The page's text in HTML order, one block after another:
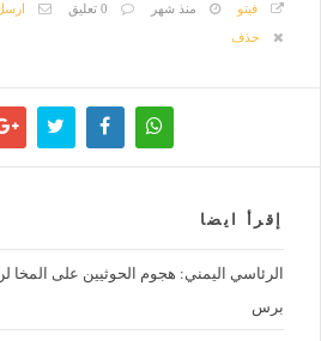
فيتو منذ شهر 0 تعليق
حذف
إقرأ ايضا
الرئاسي اليمني: هجوم الحوثيين على المخا
برس